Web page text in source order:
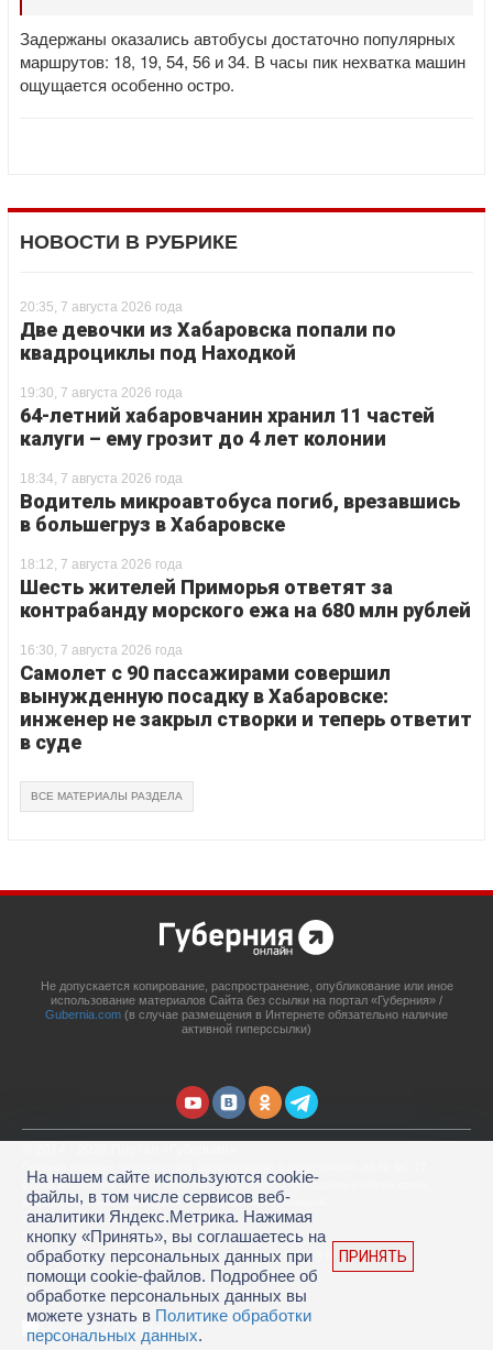
Задержаны оказались автобусы достаточно популярных
маршрутов: 18, 19, 54, 56 и 34. В часы пик нехватка машин
ощущается особенно остро.
НОВОСТИ В РУБРИКЕ
20:35, 7 августа 2026 года
Две девочки из Хабаровска попали по
квадроциклы под Находкой
19:30, 7 августа 2026 года
64-летний хабаровчанин хранил 11 частей
калуги – ему грозит до 4 лет колонии
18:34, 7 августа 2026 года
Водитель микроавтобуса погиб, врезавшись
в большегруз в Хабаровске
18:12, 7 августа 2026 года
Шесть жителей Приморья ответят за
контрабанду морского ежа на 680 млн рублей
16:30, 7 августа 2026 года
Самолет с 90 пассажирами совершил
вынужденную посадку в Хабаровске:
инженер не закрыл створки и теперь ответит
в суде
ВСЕ МАТЕРИАЛЫ РАЗДЕЛА
Не допускается копирование, распространение, опубликование или иное
использование материалов Сайта без ссылки на портал «Губерния» /
Gubernia.com (в случае размещения в Интернете обязательно наличие
активной гиперссылки)
67908 выдано 06.12.2016 Федеральной службой по надзору в сфере связи,
информационных технологий и массовых коммуникаций.
Учредитель: ООО «Губерния Он-лайн»
Главный редактор: Гатаулина А.С.
Телефон редакции: (4212) 45-88-45, адрес электронной почты:
portal@gubernia.com
18+
На нашем сайте используются cookie-
файлы, в том числе сервисов веб-
аналитики Яндекс.Метрика. Нажимая
кнопку «Принять», вы соглашаетесь на
обработку персональных данных при
помощи cookie-файлов. Подробнее об
обработке персональных данных вы
можете узнать в Политике обработки
персональных данных.
ПРИНЯТЬ